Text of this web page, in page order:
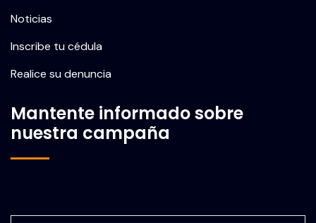
Noticias
Inscribe tu cédula
Realice su denuncia
Mantente informado sobre
nuestra campaña